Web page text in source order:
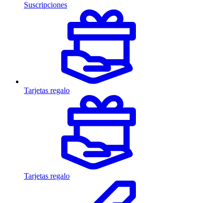
Suscripciones
Tarjetas regalo
Tarjetas regalo